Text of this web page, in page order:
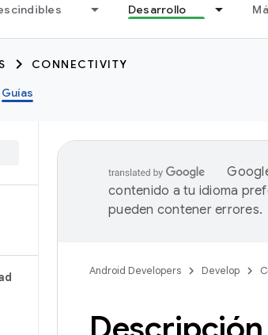
Desarrollo
CONNECTIVITY
Guías
contenido a tu idioma
pueden contener errores.
Android Developers Develop